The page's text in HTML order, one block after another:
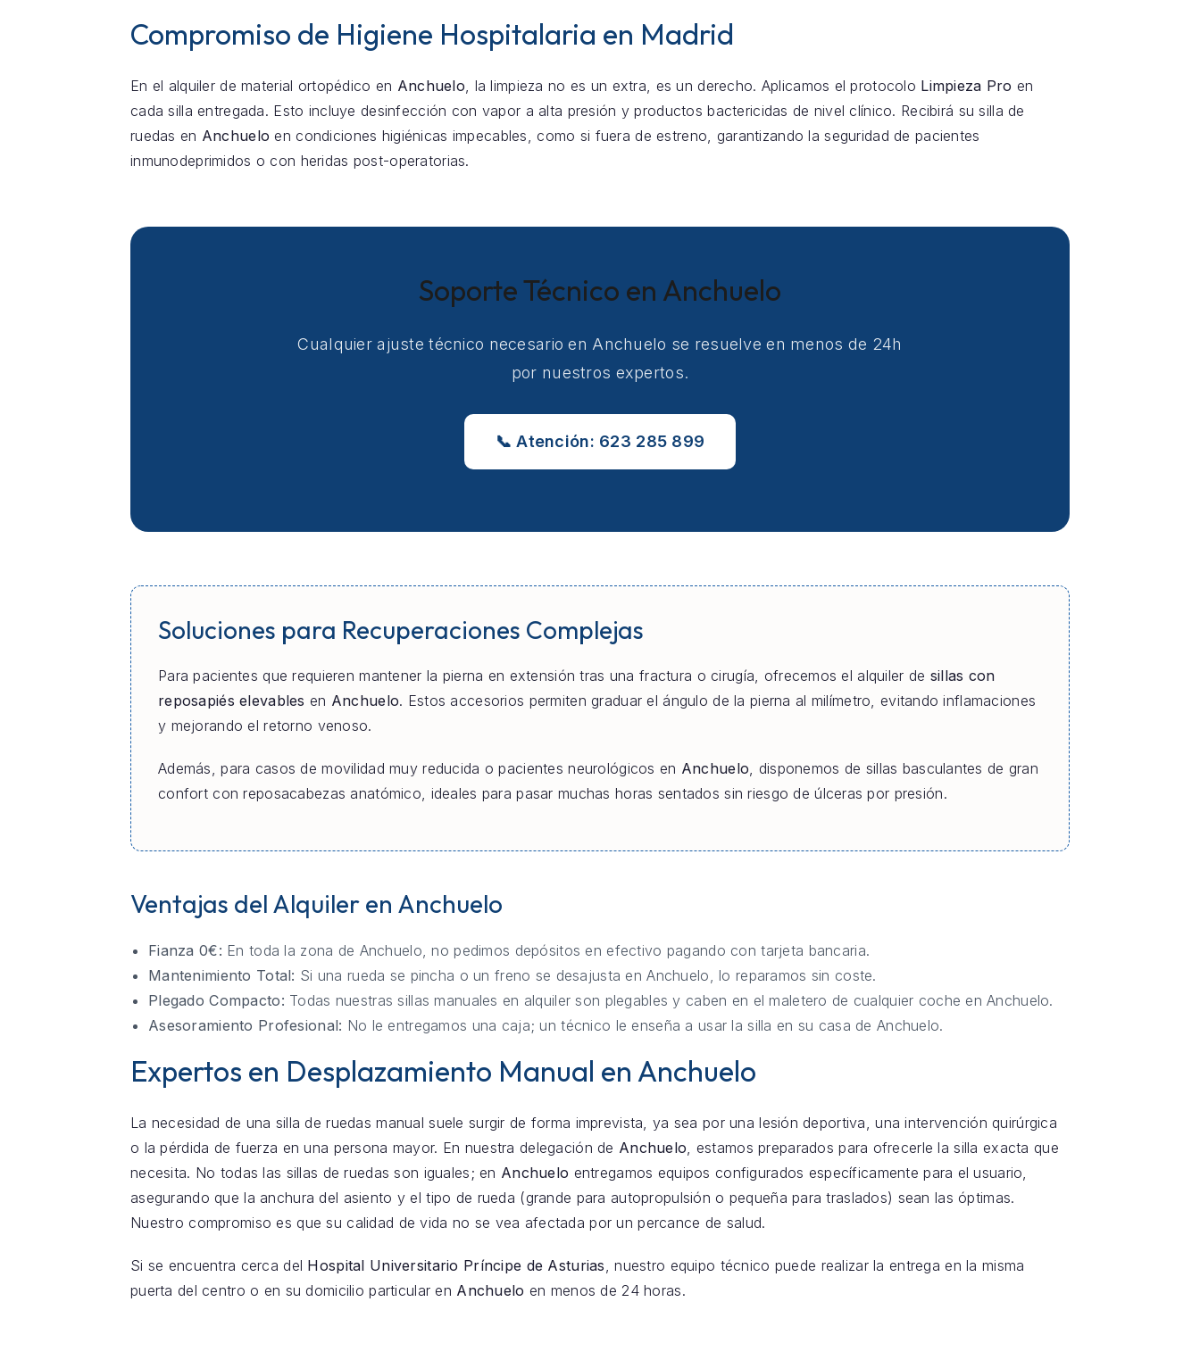
Compromiso de Higiene Hospitalaria en Madrid
En el alquiler de material ortopédico en Anchuelo, la limpieza no es un extra, es un derecho. Aplicamos el protocolo Limpieza Pro en
cada silla entregada. Esto incluye desinfección con vapor a alta presión y productos bactericidas de nivel clínico. Recibirá su silla de
ruedas en Anchuelo en condiciones higiénicas impecables, como si fuera de estreno, garantizando la seguridad de pacientes
inmunodeprimidos o con heridas post-operatorias.
Soporte Técnico en Anchuelo
Cualquier ajuste técnico necesario en Anchuelo se resuelve en menos de 24h
por nuestros expertos.
📞 Atención: 623 285 899
Soluciones para Recuperaciones Complejas
Para pacientes que requieren mantener la pierna en extensión tras una fractura o cirugía, ofrecemos el alquiler de sillas con
reposapiés elevables en Anchuelo. Estos accesorios permiten graduar el ángulo de la pierna al milímetro, evitando inflamaciones
y mejorando el retorno venoso.
Además, para casos de movilidad muy reducida o pacientes neurológicos en Anchuelo, disponemos de sillas basculantes de gran
confort con reposacabezas anatómico, ideales para pasar muchas horas sentados sin riesgo de úlceras por presión.
Ventajas del Alquiler en Anchuelo
Fianza 0€: En toda la zona de Anchuelo, no pedimos depósitos en efectivo pagando con tarjeta bancaria.
Mantenimiento Total: Si una rueda se pincha o un freno se desajusta en Anchuelo, lo reparamos sin coste.
Plegado Compacto: Todas nuestras sillas manuales en alquiler son plegables y caben en el maletero de cualquier coche en Anchuelo.
Asesoramiento Profesional: No le entregamos una caja; un técnico le enseña a usar la silla en su casa de Anchuelo.
Expertos en Desplazamiento Manual en Anchuelo
La necesidad de una silla de ruedas manual suele surgir de forma imprevista, ya sea por una lesión deportiva, una intervención quirúrgica
o la pérdida de fuerza en una persona mayor. En nuestra delegación de Anchuelo, estamos preparados para ofrecerle la silla exacta que
necesita. No todas las sillas de ruedas son iguales; en Anchuelo entregamos equipos configurados específicamente para el usuario,
asegurando que la anchura del asiento y el tipo de rueda (grande para autopropulsión o pequeña para traslados) sean las óptimas.
Nuestro compromiso es que su calidad de vida no se vea afectada por un percance de salud.
Si se encuentra cerca del Hospital Universitario Príncipe de Asturias, nuestro equipo técnico puede realizar la entrega en la misma
puerta del centro o en su domicilio particular en Anchuelo en menos de 24 horas.